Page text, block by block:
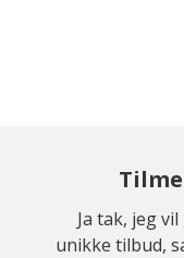
Ja tak, jeg
unikke tilbud,